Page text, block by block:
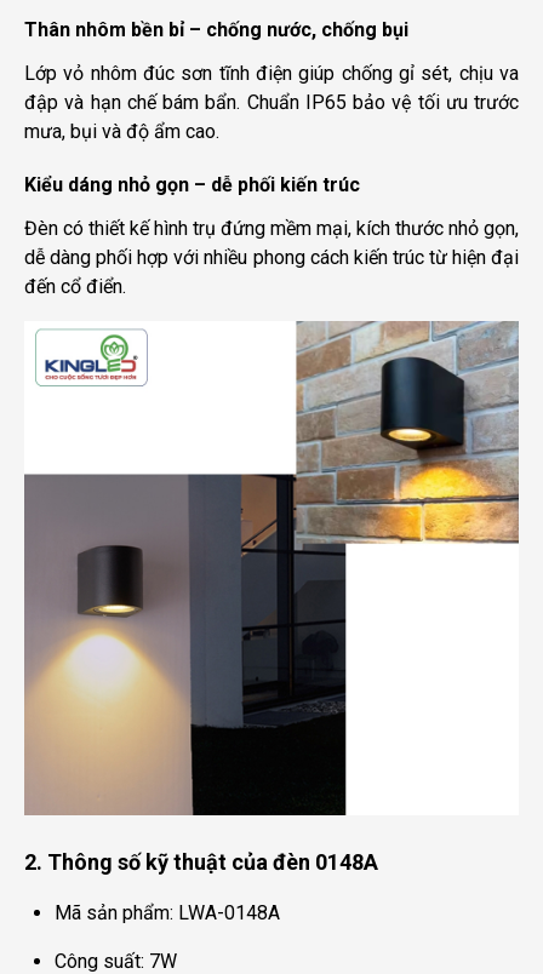
Thân nhôm bền bỉ – chống nước, chống bụi
Lớp vỏ nhôm đúc sơn tĩnh điện giúp chống gỉ sét, chịu va
đập và hạn chế bám bẩn. Chuẩn IP65 bảo vệ tối ưu trước
mưa, bụi và độ ẩm cao.
Kiểu dáng nhỏ gọn – dễ phối kiến trúc
Đèn có thiết kế hình trụ đứng mềm mại, kích thước nhỏ gọn,
dễ dàng phối hợp với nhiều phong cách kiến trúc từ hiện đại
đến cổ điển.
2. Thông số kỹ thuật của đèn 0148A
Mã sản phẩm: LWA-0148A
Công suất: 7W